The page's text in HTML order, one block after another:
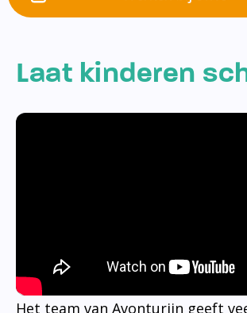
Laat kinderen
Het team van Avonturijn geeft